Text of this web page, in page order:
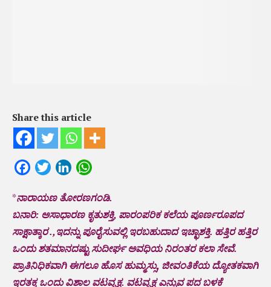
Share this article
FacebookTwitterLinkedIn
*ನಾರಾಯಣ ತೋರಣಗಂಡಿ.
ಬನಾರಿ: ಅಸಾಧಾರಣ ಕೃತುಶಕ್ತಿ, ಪಾರಂಪರಿಕ ಕಲೆಯ ಪೂರ್ಣರೂಪದ
ಸಾಕ್ಷಾತ್ಕಾರ .,ಇದನ್ನು ಪೂರೈಸುವಲ್ಲಿ ಇರಬಹುದಾದ ಇಚ್ಛಾಶಕ್ತಿ. ಹತ್ತಿರ ಹತ್ತಿರ
ಒಂದು ಶತಮಾನದಷ್ಟು ಸುದೀರ್ಘ ಅವಧಿಯ ನಿರಂತರ ಕಲಾ ಸೇವೆ.
ಪ್ರಾತಿನಿಧಿಕವಾಗಿ ಈಗಲೂ ಹೊಸ ಹುಮ್ಮಸ್ಸು, ಜೀವಂತಿಕೆಯ ದ್ಯೋತಕವಾಗಿ
ಇರತಕ್ಕ ಒಂದು ವಿಶಾಲ ವಟವೃಕ್ಷ. ವಟವೃಕ್ಷ ಎನ್ನುವ ಪದ ಬಳಕೆ